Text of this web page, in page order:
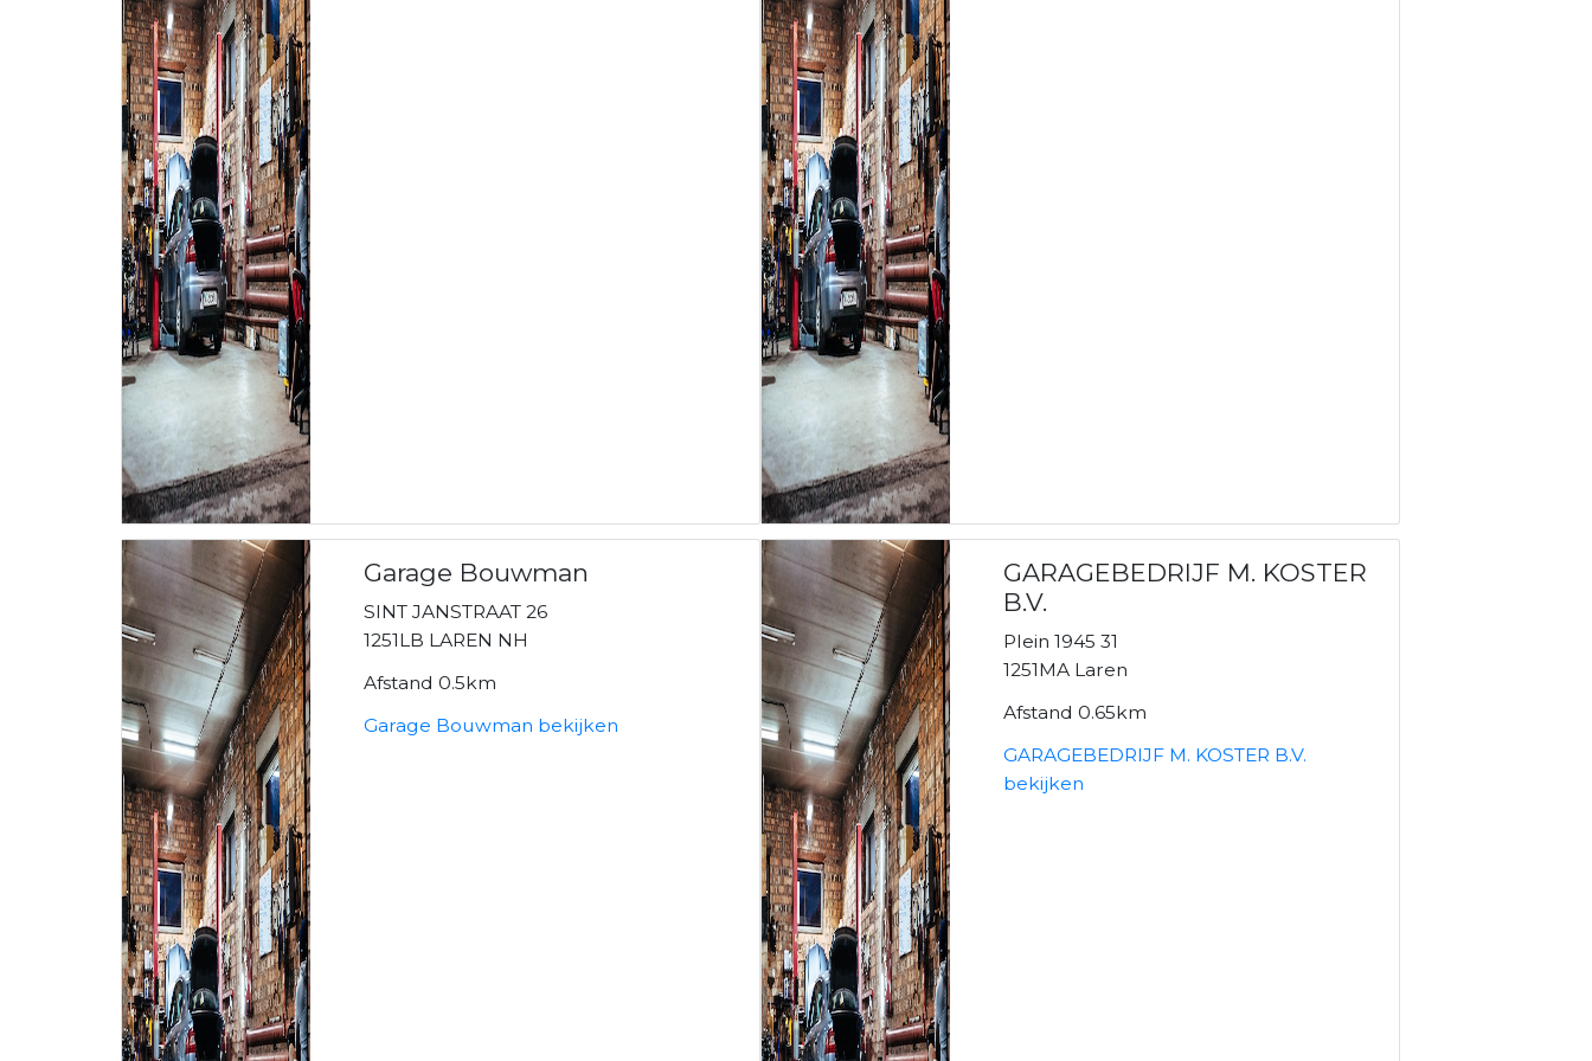
Garage Bouwman
SINT JANSTRAAT 26
1251LB LAREN NH
Afstand 0.5km
Garage Bouwman bekijken
GARAGEBEDRIJF M. KOSTER
B.V.
Plein 1945 31
1251MA Laren
Afstand 0.65km
GARAGEBEDRIJF M. KOSTER B.V.
bekijken